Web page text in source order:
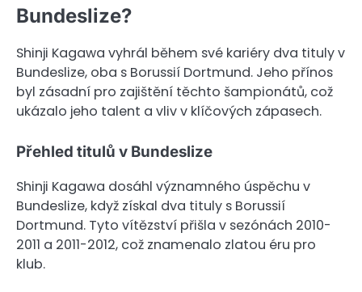
Bundeslize?
Shinji Kagawa vyhrál během své kariéry dva tituly v
Bundeslize, oba s Borussií Dortmund. Jeho přínos
byl zásadní pro zajištění těchto šampionátů, což
ukázalo jeho talent a vliv v klíčových zápasech.
Přehled titulů v Bundeslize
Shinji Kagawa dosáhl významného úspěchu v
Bundeslize, když získal dva tituly s Borussií
Dortmund. Tyto vítězství přišla v sezónách 2010-
2011 a 2011-2012, což znamenalo zlatou éru pro
klub.